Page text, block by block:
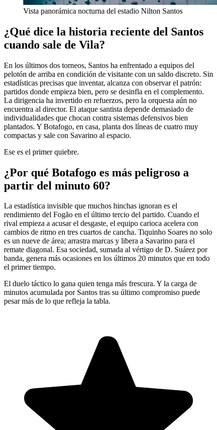
Vista panorámica nocturna del estadio Nilton Santos
¿Qué dice la historia reciente del Santos
cuando sale de Vila?
En los últimos dos torneos, Santos ha enfrentado a equipos del
pelotón de arriba en condición de visitante con un saldo discreto. Sin
estadísticas precisas que inventar, alcanza con observar el patrón:
partidos donde empieza bien, pero se desinfla en el complemento.
La dirigencia ha invertido en refuerzos, pero la orquesta aún no
encuentra al director. El ataque santista depende demasiado de
individualidades que chocan contra sistemas defensivos bien
plantados. Y Botafogo, en casa, planta dos líneas de cuatro muy
compactas y sale con Savarino al espacio.
Ese es el primer quiebre.
¿Por qué Botafogo es más peligroso a
partir del minuto 60?
La estadística invisible que muchos hinchas ignoran es el
rendimiento del Fogão en el último tercio del partido. Cuando el
rival empieza a acusar el desgaste, el equipo carioca acelera con
cambios de ritmo en tres cuartos de cancha. Tiquinho Soares no solo
es un nueve de área; arrastra marcas y libera a Savarino para el
remate diagonal. Esa sociedad, sumada al vértigo de D. Suárez por
banda, genera más ocasiones en los últimos 20 minutos que en todo
el primer tiempo.
El duelo táctico lo gana quien tenga más frescura. Y la carga de
minutos acumulada por Santos tras su último compromiso puede
pesar más de lo que refleja la tabla.